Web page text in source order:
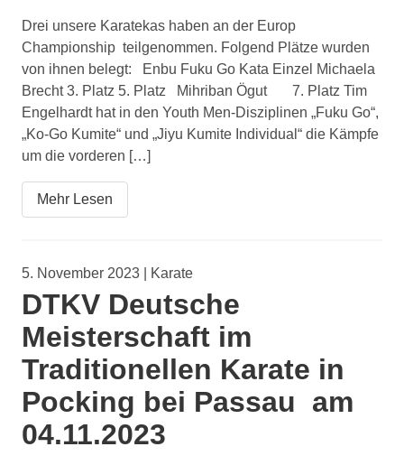
Drei unsere Karatekas haben an der Europ
Championship teilgenommen. Folgend Plätze wurden
von ihnen belegt: Enbu Fuku Go Kata Einzel Michaela
Brecht 3. Platz 5. Platz Mihriban Ögut 7. Platz Tim
Engelhardt hat in den Youth Men-Disziplinen „Fuku Go“,
„Ko-Go Kumite“ und „Jiyu Kumite Individual“ die Kämpfe
um die vorderen […]
Mehr Lesen
5. November 2023 | Karate
DTKV Deutsche
Meisterschaft im
Traditionellen Karate in
Pocking bei Passau am
04.11.2023